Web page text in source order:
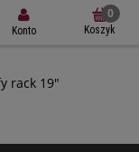
Konto Koszyk
rack 19"